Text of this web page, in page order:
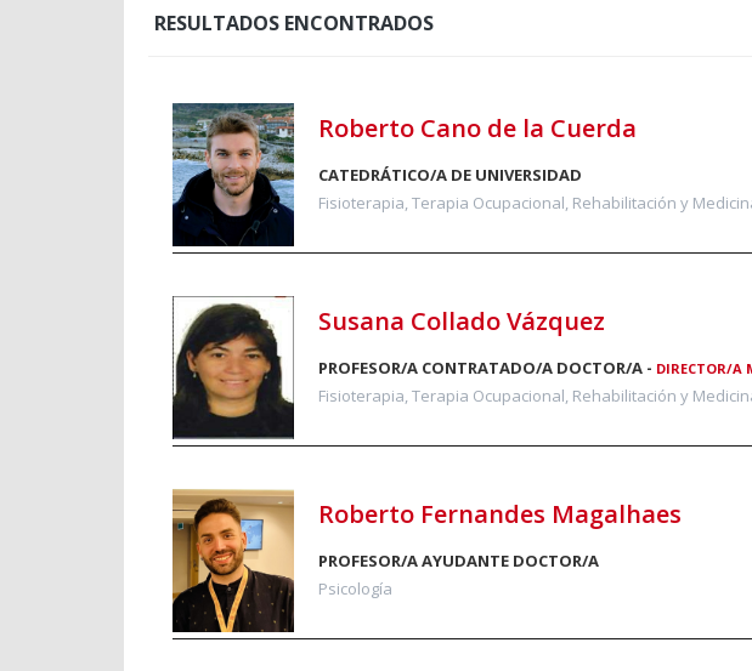
RESULTADOS ENCONTRADOS
Roberto Cano de la Cuerda
CATEDRÁTICO/A DE UNIVERSIDAD
Fisioterapia, Terapia Ocupacional, Rehabilitación y
Susana Collado Vázquez
PROFESOR/A CONTRATADO/A DOCTOR/A - DIRECTOR/A
Fisioterapia, Terapia Ocupacional, Rehabilitación y
Roberto Fernandes Magalhaes
PROFESOR/A AYUDANTE DOCTOR/A
Psicología